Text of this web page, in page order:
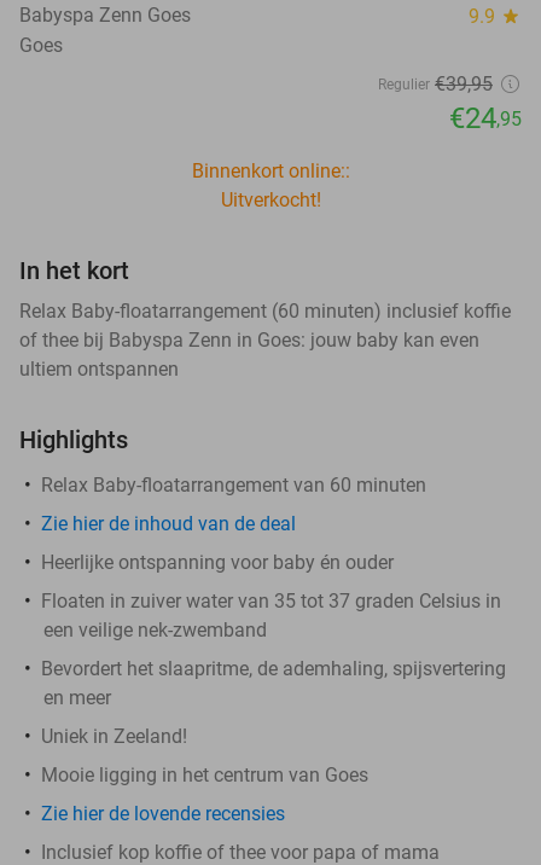
Babyspa Zenn Goes 9.9 star
Goes
Regulier €39,95
€24,95
Binnenkort online::
Uitverkocht!
In het kort
Relax Baby-floatarrangement (60 minuten) inclusief koffie
of thee bij Babyspa Zenn in Goes: jouw baby kan even
ultiem ontspannen
Highlights
Relax Baby-floatarrangement van 60 minuten
Zie hier de inhoud van de deal
Heerlijke ontspanning voor baby én ouder
Floaten in zuiver water van 35 tot 37 graden Celsius in
een veilige nek-zwemband
Bevordert het slaapritme, de ademhaling, spijsvertering
en meer
Uniek in Zeeland!
Mooie ligging in het centrum van Goes
Zie hier de lovende recensies
Inclusief kop koffie of thee voor papa of mama